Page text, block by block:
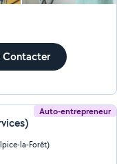
Contacter
Auto-entrepreneur
la-Forêt)